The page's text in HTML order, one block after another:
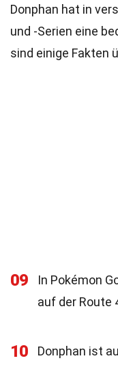
Donphan hat in
und -Serien eine
sind einige Fakten
09
In Pokémon
auf der Route
10
Donphan ist